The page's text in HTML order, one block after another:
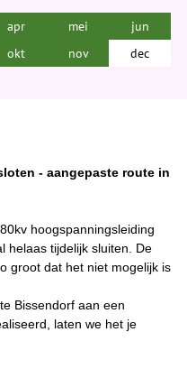
apr mei
jun
okt nov dec
- aangepaste route in
hoogspanningsleiding
helaas tijdelijk sluiten. De
groot dat het niet mogelijk is
Bissendorf aan een
laten we het je